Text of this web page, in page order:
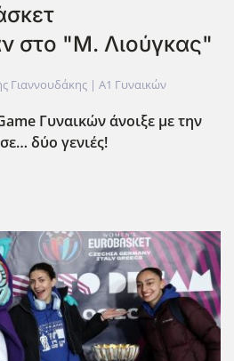
στο "Μ. Λιούγκας"
Γιαννουδάκης | Α1 Γυναικών
Γυναικών άνοιξε με την
δύο γενιές!